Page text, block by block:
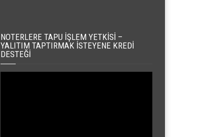
NOTERLERE TAPU İŞLEM YETKISI –
YALITIM TAPTIRMAK İSTEYENE KREDI
DESTEĞI